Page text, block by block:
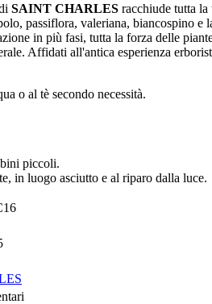
SAINT CHARLES racchiude tutta
passiflora, valeriana, biancospino e
in più fasi, tutta la forza delle
Affidati all'antica esperienza
o al tè secondo necessità.
piccoli.
in luogo asciutto e al riparo dalla luce.